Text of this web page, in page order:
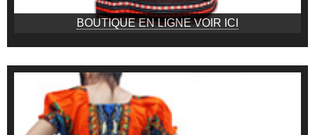
BOUTIQUE EN LIGNE VOIR ICI